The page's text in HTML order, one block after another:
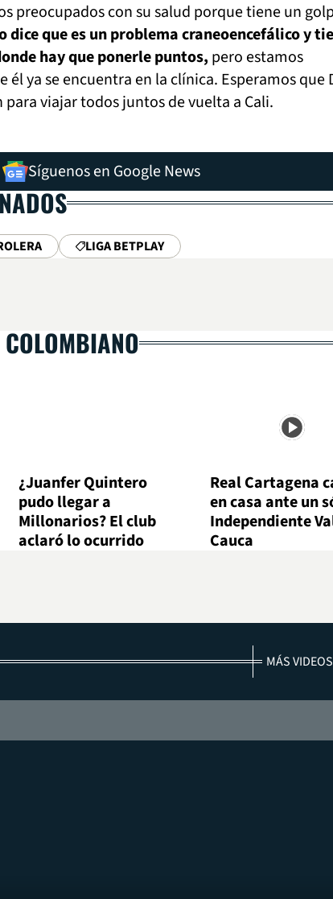
preocupados con su salud porque tiene un
dice que es un problema craneoencefálico y
hay que ponerle puntos, pero estamos
ya se encuentra en la clínica. Esperamos que
viajar todos juntos de vuelta a Cali.
Síguenos en Google News
LIGA BETPLAY
¿Juanfer Quintero
pudo llegar a
Millonarios? El club
aclaró lo ocurrido
Real Cartagena
en casa ante un
Independiente
Cauca
MÁS VIDEOS